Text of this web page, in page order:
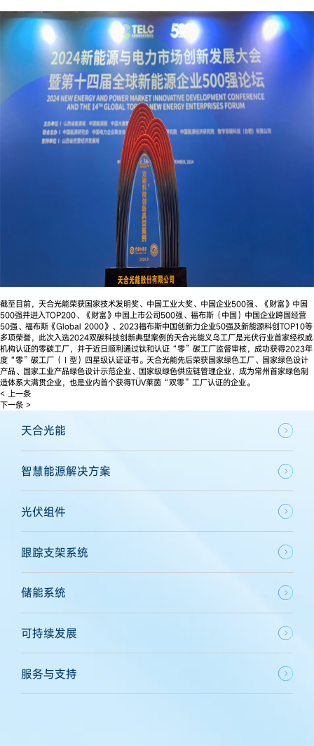
截至目前，天合光能荣获国家技术发明奖、中国工业大奖、中国企业500强、《财富》中国
500强并进入TOP200、《财富》中国上市公司500强、福布斯（中国）中国企业跨国经营
50强、福布斯《Global 2000》、2023福布斯中国创新力企业50强及新能源科创TOP10等
多项荣誉，此次入选2024双碳科技创新典型案例的天合光能义乌工厂是光伏行业首家经权威
机构认证的零碳工厂，并于近日顺利通过钛和认证“零”碳工厂监督审核，成功获得2023年
度“零”碳工厂（Ⅰ型）四星级认证证书。天合光能先后荣获国家绿色工厂、国家绿色设计
产品、国家工业产品绿色设计示范企业、国家级绿色供应链管理企业，成为常州首家绿色制
造体系大满贯企业，也是业内首个获得TÜV莱茵“双零”工厂认证的企业。
< 上一条
下一条 >
天合光能
智慧能源解决方案
光伏组件
跟踪支架系统
储能系统
可持续发展
服务与支持